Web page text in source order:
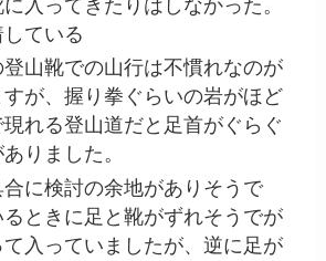
入ってきたりはしなかった。
ている
登山靴での山行は不慣れなのが
が、握り拳ぐらいの岩がほど
れる登山道だと足首がぐらぐ
りました。
に検討の余地がありそうで
ときに足と靴がずれそうでが
入っていましたが、逆に足が